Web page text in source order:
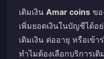
เติมเงิน Amar coins ขอ
เพิ่มยอดเงินในบัญชีได้
เติมเงิน ต่ออายุ หรือเข้
ทำไมต้องเลือกบริการเติ